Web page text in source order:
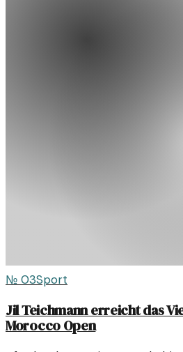
№ 03Sport
Jil Teichmann erreicht das
Morocco Open